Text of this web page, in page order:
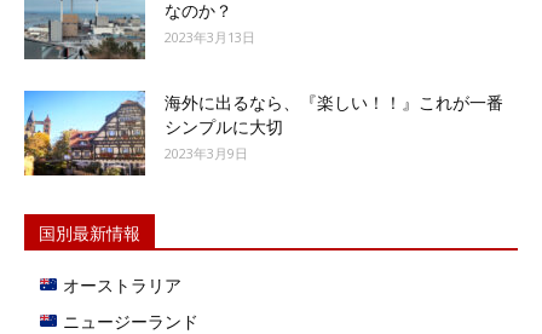
なのか？
2023年3月13日
海外に出るなら、『楽しい！！』これが一番
シンプルに大切
2023年3月9日
国別最新情報
オーストラリア
ニュージーランド